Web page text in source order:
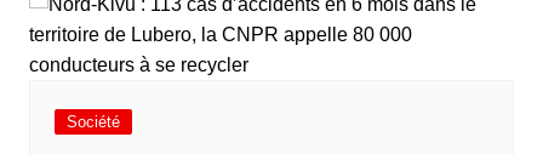
Société